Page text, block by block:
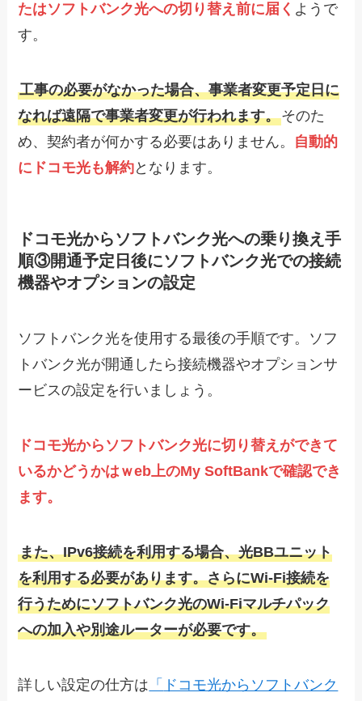
たはソフトバンク光への切り替え前に届く ようで
す。
工事の必要がなかった場合、事業者変更予定日に
なれば遠隔で事業者変更が行われます。そのた
め、契約者が何かする必要はありません。 自動的
にドコモ光も解約となります。
ドコモ光からソフトバンク光への乗り換え手
順③開通予定日後にソフトバンク光での接続
機器やオプションの設定
ソフトバンク光を使用する最後の手順です。ソフ
トバンク光が開通したら接続機器やオプションサ
ービスの設定を行いましょう。
ドコモ光からソフトバンク光に切り替えができて
いるかどうかはｗeb上のMy SoftBankで確認でき
ます。
また、IPv6接続を利用する場合、光BBユニット
を利用する必要があります。さらにWi-Fi接続を
行うためにソフトバンク光のWi-Fiマルチパック
への加入や別途ルーターが必要です。
詳しい設定の仕方は 「 ドコモ光からソフトバンク